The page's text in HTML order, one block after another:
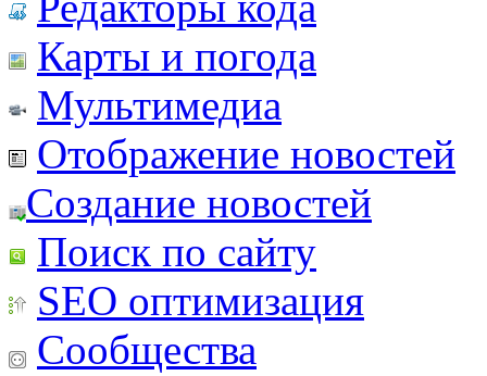
Карты и погода
Мультимедиа
Отображение новостей
Создание новостей
Поиск по сайту
SEO оптимизация
Сообщества